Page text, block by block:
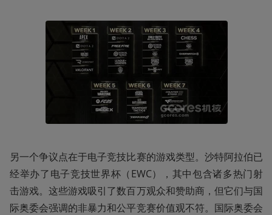
另一个争议点在于电子竞技比赛的游戏类型。沙特阿拉伯已
经举办了电子竞技世界杯（EWC），其中包含诸多热门射
击游戏。这些游戏吸引了数百万观众和赞助商，但它们与国
际奥委会强调的非暴力和公平竞赛价值观不符。国际奥委会